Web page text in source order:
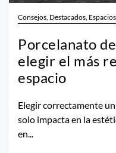
Consejos, Destacados, Espacios
Porcelanato
elegir el más
espacio
Elegir correctamente
solo impacta en la
en...